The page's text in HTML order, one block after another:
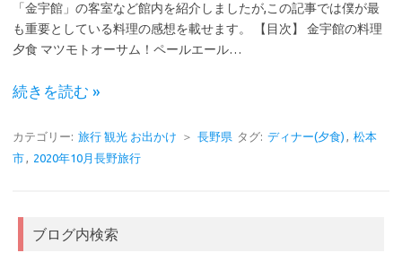
「金宇館」の客室など館内を紹介しましたが,この記事では僕が最
も重要としている料理の感想を載せます。 【目次】 金宇館の料理
夕食 マツモトオーサム！ペールエール…
続きを読む »
カテゴリー: 旅行 観光 お出かけ ＞ 長野県 タグ: ディナー(夕食) , 松本
市, 2020年10月長野旅行
ブログ内検索